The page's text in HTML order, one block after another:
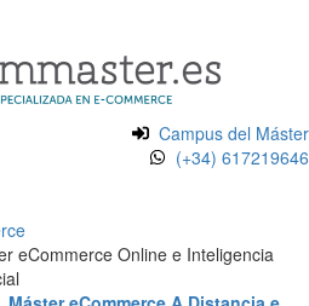
Campus del Máster
(+34) 617219646
eCommerce Online e Inteligencia